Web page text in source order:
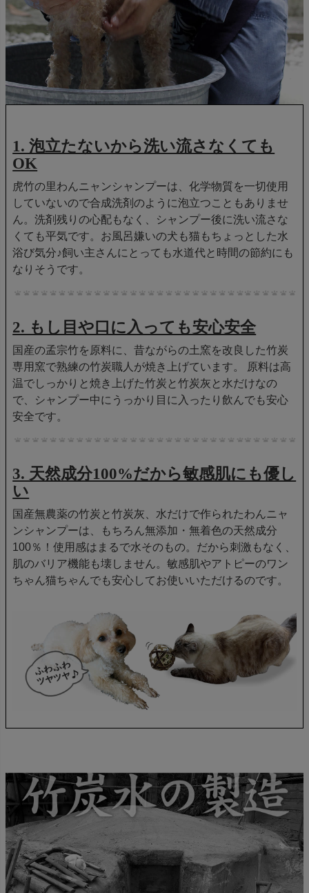
1. 泡立たないから洗い流さなくても
OK
虎竹の里わんニャンシャンプーは、化学物質を一切使用
していないので合成洗剤のように泡立つこともありませ
ん。洗剤残りの心配もなく、シャンプー後に洗い流さな
くても平気です。お風呂嫌いの犬も猫もちょっとした水
浴び気分♪飼い主さんにとっても水道代と時間の節約にも
なりそうです。
2. もし目や口に入っても安心安全
国産の孟宗竹を原料に、昔ながらの土窯を改良した竹炭
専用窯で熟練の竹炭職人が焼き上げています。 原料は高
温でしっかりと焼き上げた竹炭と竹炭灰と水だけなの
で、シャンプー中にうっかり目に入ったり飲んでも安心
安全です。
3. 天然成分100%だから敏感肌にも優し
い
国産無農薬の竹炭と竹炭灰、水だけで作られたわんニャ
ンシャンプーは、もちろん無添加・無着色の天然成分
100％！使用感はまるで水そのもの。だから刺激もなく、
肌のバリア機能も壊しません。敏感肌やアトピーのワン
ちゃん猫ちゃんでも安心してお使いいただけるのです。